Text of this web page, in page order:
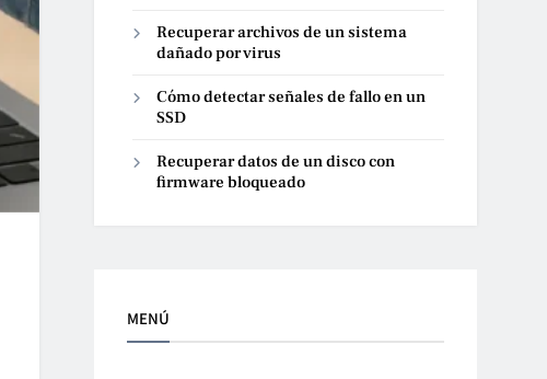
Recuperar archivos de un sistema
dañado por virus
Cómo detectar señales de fallo en un
SSD
Recuperar datos de un disco con
firmware bloqueado
MENÚ